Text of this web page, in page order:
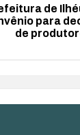
de
para
de